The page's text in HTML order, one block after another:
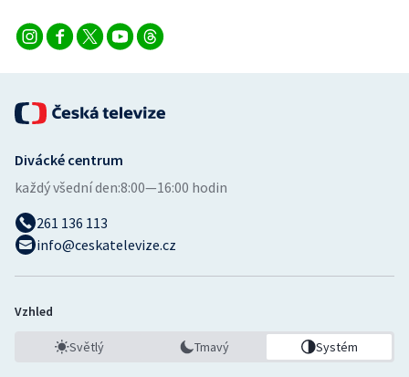
Divácké centrum
každý všední den:8:00—16:00 hodin
261 136 113
info@ceskatelevize.cz
Vzhled
Světlý Tmavý Systém